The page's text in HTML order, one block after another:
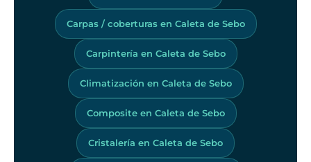
Carpas / coberturas en Caleta de Sebo
Carpintería en Caleta de Sebo
Climatización en Caleta de Sebo
Composite en Caleta de Sebo
Cristalería en Caleta de Sebo